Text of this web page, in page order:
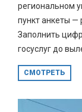
региональном
пункт анкеты —
Заполнить
госуслуг до
СМОТРЕТЬ